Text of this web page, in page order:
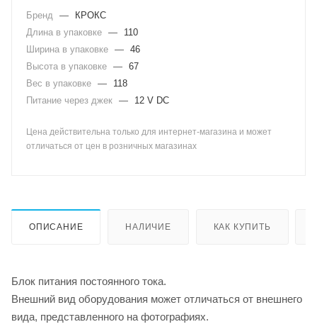
Бренд —
КРОКС
Длина в упаковке —
110
Ширина в упаковке — 46
Высота в упаковке — 67
Вес в упаковке —
118
Питание через джек — 12 V DC
Цена действительна только для интернет-магазина и может
отличаться от цен в розничных магазинах
ОПИСАНИЕ НАЛИЧИЕ КАК КУПИТЬ
Блок питания постоянного тока.
Внешний вид оборудования может отличаться от внешнего
вида, представленного на фотографиях.